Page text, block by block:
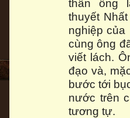
thân ông
thuyết
nghiệp của
cùng ông
viết lách.
đạo và,
bước tới
nước trên
tương tự.